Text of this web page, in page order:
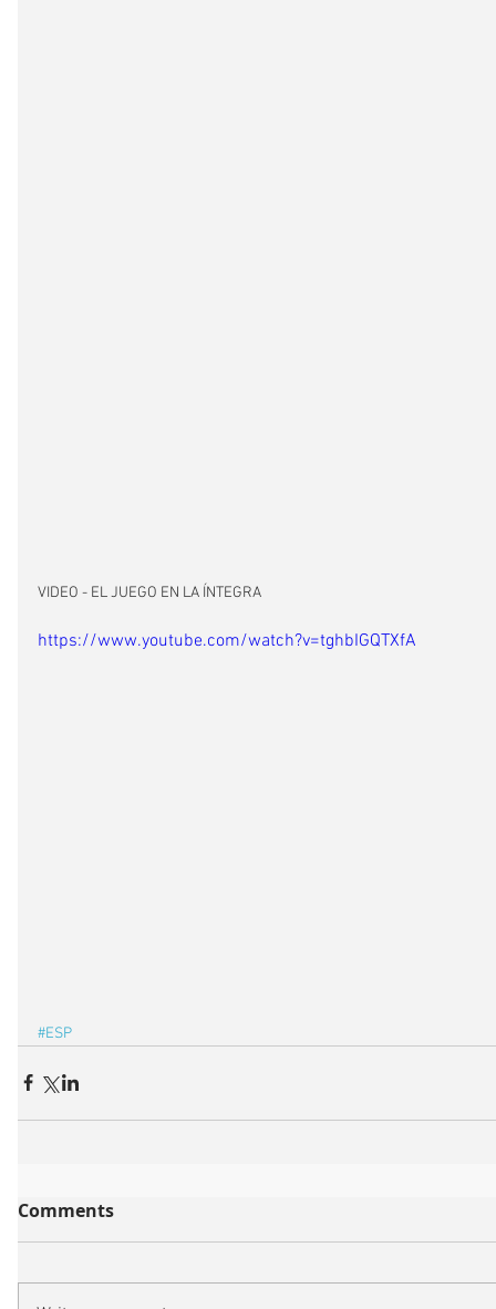
VIDEO - EL JUEGO EN LA ÍNTEGRA
https://www.youtube.com/watch?v=tghbIGQTXfA
#ESP
Comments